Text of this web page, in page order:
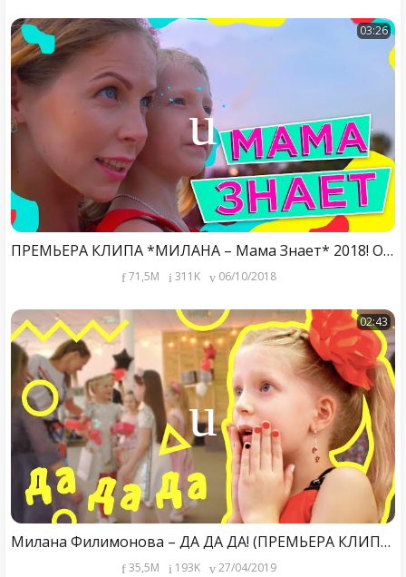
03:26
ПРЕМЬЕРА КЛИПА *МИЛАНА – Мама Знает* 2018! От Family Box
71,5M 311K 06/10/2018
02:43
Милана Филимонова – ДА ДА ДА! (ПРЕМЬЕРА КЛИПА Family Box 2019)
35,5M 193K 27/04/2019